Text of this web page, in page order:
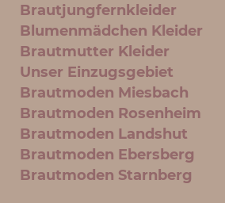
Brautjungfernkleider
Blumenmädchen Kleider
Brautmutter Kleider
Unser Einzugsgebiet
Brautmoden Miesbach
Brautmoden Rosenheim
Brautmoden Landshut
Brautmoden Ebersberg
Brautmoden Starnberg